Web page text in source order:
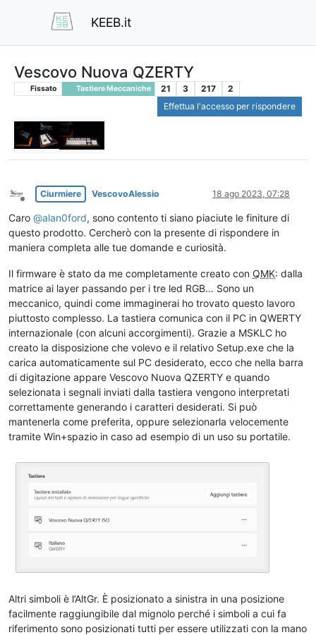
KEEB.it
Vescovo Nuova QZERTY
Fissato Tastiere Meccaniche 21 3 217
2
Effettua l'accesso per rispondere
Non in linea
Ciurmiere VescovoAlessio 18 ago 2023, 07:28
Caro @alan0ford, sono contento ti siano piaciute le finiture di
questo prodotto. Cercherò con la presente di rispondere in
maniera completa alle tue domande e curiosità.
Il firmware è stato da me completamente creato con QMK: dalla
matrice ai layer passando per i tre led RGB… Sono un
meccanico, quindi come immaginerai ho trovato questo lavoro
piuttosto complesso. La tastiera comunica con il PC in QWERTY
internazionale (con alcuni accorgimenti). Grazie a MSKLC ho
creato la disposizione che volevo e il relativo Setup.exe che la
carica automaticamente sul PC desiderato, ecco che nella barra
di digitazione appare Vescovo Nuova QZERTY e quando
selezionata i segnali inviati dalla tastiera vengono interpretati
correttamente generando i caratteri desiderati. Si può
mantenerla come preferita, oppure selezionarla velocemente
tramite Win+spazio in caso ad esempio di un uso su portatile.
Altri simboli è l’AltGr. È posizionato a sinistra in una posizione
facilmente raggiungibile dal mignolo perché i simboli a cui fa
riferimento sono posizionati tutti per essere utilizzati con la mano